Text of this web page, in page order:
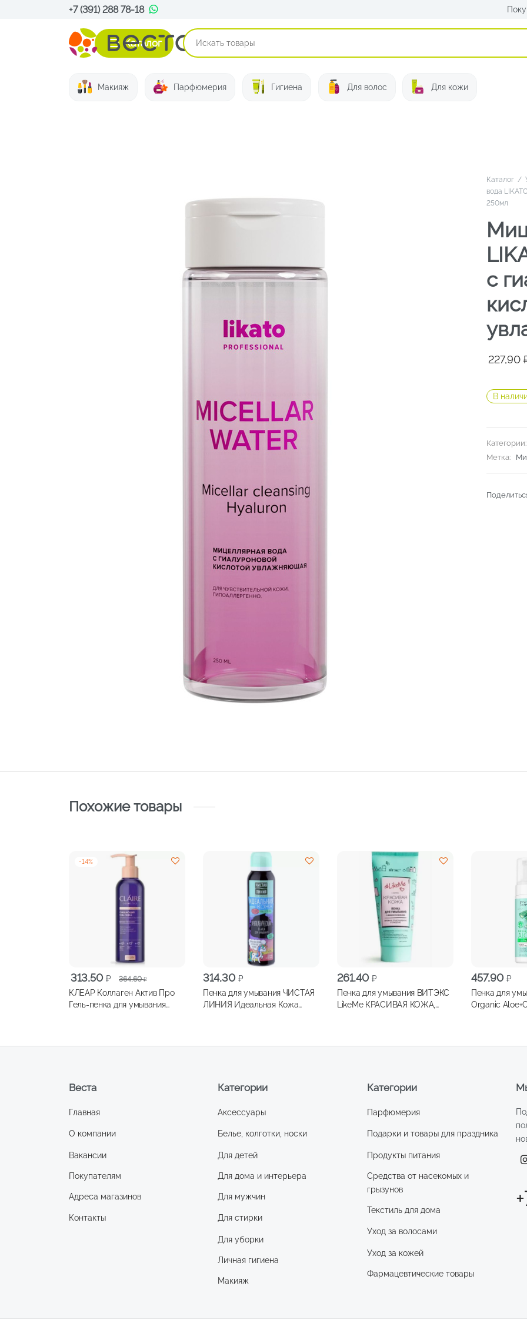
+7 (391) 288 78-18
Каталог
Макияж Парфюмерия Гигиена Для волос Для кожи
Каталог /
вода
250мл
с
227,90
227,90
В
Категории:
Метка:
Похожие товары
-14%
364,60₽
Первоначальная
цена
составляла
313,50 ₽
Текущая
цена:
313,50 ₽.
КЛЕАР Коллаген Актив Про
Гель-пенка для умывания
314,30 ₽
Пенка для умывания ЧИСТАЯ
ЛИНИЯ Идеальная Кожа
261,40 ₽
Пенка для умывания ВИТЭКС
LikeMe КРАСИВАЯ КОЖА,
457,90 ₽
Пенка для
Organic
Категории
Аксессуары
Белье, колготки, носки
Для детей
Для дома и интерьера
Для мужчин
Для стирки
Для уборки
Личная гигиена
Макияж
Категории
Парфюмерия
Подарки и товары для праздника
Продукты питания
Средства от насекомых и
грызунов
Текстиль для дома
Уход за волосами
Уход за кожей
Фармацевтические товары
Веста
Главная
О компании
Вакансии
Покупателям
Адреса магазинов
Контакты